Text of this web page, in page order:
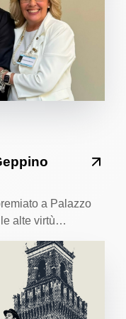
a Palazzo
le alte virtù…